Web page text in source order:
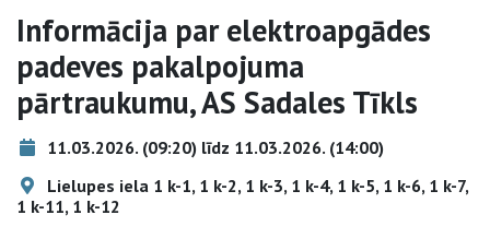
Informācija par elektroapgādes
padeves pakalpojuma
pārtraukumu, AS Sadales Tīkls
11.03.2026. (09:20) līdz 11.03.2026. (14:00)
Lielupes iela 1 k-1, 1 k-2, 1 k-3, 1 k-4, 1 k-5, 1 k-6, 1 k-7,
1 k-11, 1 k-12